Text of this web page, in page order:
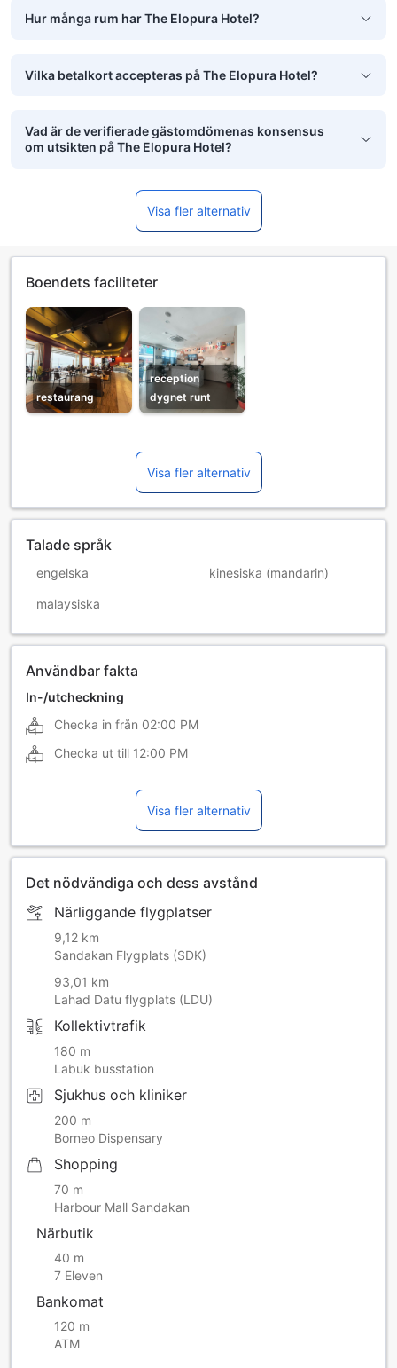
Hur många rum har The Elopura Hotel?
Vilka betalkort accepteras på The Elopura Hotel?
Vad är de verifierade gästomdömenas konsensus
om utsikten på The Elopura Hotel?
Visa fler alternativ
Boendets faciliteter
restaurang
reception
dygnet runt
Visa fler alternativ
Talade språk
engelska kinesiska (mandarin)
malaysiska
Användbar fakta
In-/utcheckning
Checka in från 02:00 PM
Checka ut till 12:00 PM
Visa fler alternativ
Det nödvändiga och dess avstånd
Närliggande flygplatser
9,12 km
Sandakan Flygplats (SDK)
93,01 km
Lahad Datu flygplats (LDU)
Kollektivtrafik
180 m
Labuk busstation
Sjukhus och kliniker
200 m
Borneo Dispensary
Shopping
70 m
Harbour Mall Sandakan
Närbutik
40 m
7 Eleven
Bankomat
120 m
ATM